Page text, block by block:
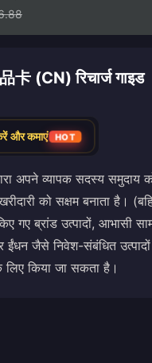
(CN) रिचार्ज गाइड
और कमाएं HOT
अपने व्यापक सदस्य समुदाय
को सक्षम बनाता है।
किए गए ब्रांड उत्पादों,
जैसे निवेश-संबंधित
लिए किया जा सकता है।